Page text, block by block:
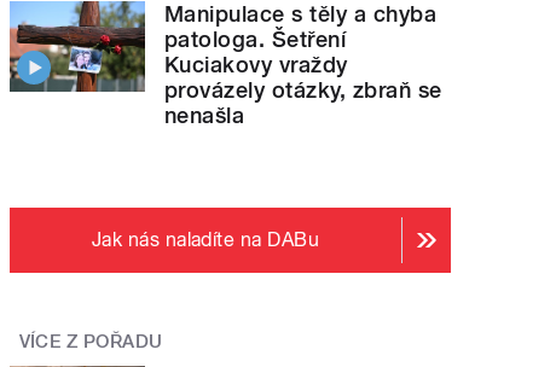
Manipulace s těly a chyba
patologa. Šetření
Kuciakovy vraždy
provázely otázky, zbraň se
nenašla
Jak nás naladíte na DABu
VÍCE Z POŘADU